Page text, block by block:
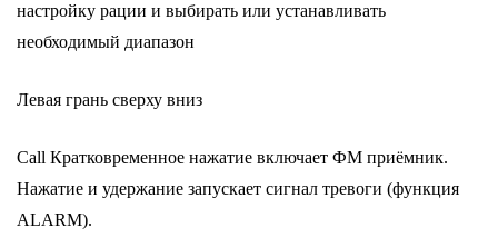
настройку рации и выбирать или устанавливать
необходимый диапазон
Левая грань сверху вниз
Call Кратковременное нажатие включает ФМ приёмник.
Нажатие и удержание запускает сигнал тревоги (функция
ALARM).